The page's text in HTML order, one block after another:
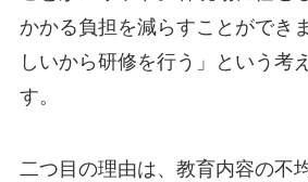
かかる負担を減らすことができ
しいから研修を行う」という考
す。
二つ目の理由は、教育内容の不